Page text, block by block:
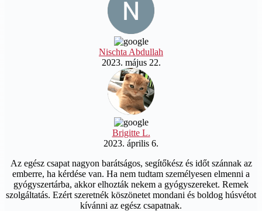
Nischta Abdullah
2023. május 22.
Brigitte L.
2023. április 6.
Az egész csapat nagyon barátságos, segítőkész és időt szánnak az
emberre, ha kérdése van. Ha nem tudtam személyesen elmenni a
gyógyszertárba, akkor elhozták nekem a gyógyszereket. Remek
szolgáltatás. Ezért szeretnék köszönetet mondani és boldog húsvétot
kívánni az egész csapatnak.